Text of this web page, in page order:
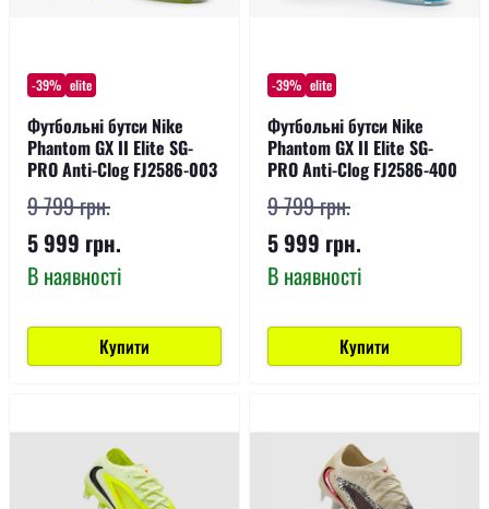
-39% elite
Футбольні бутси Nike
Phantom GX II Elite SG-
PRO Anti-Clog FJ2586-003
9 799 грн.
5 999 грн.
В наявності
Купити
-39% elite
Футбольні бутси Nike
Phantom GX II Elite SG-
PRO Anti-Clog FJ2586-400
9 799 грн.
5 999 грн.
В наявності
Купити